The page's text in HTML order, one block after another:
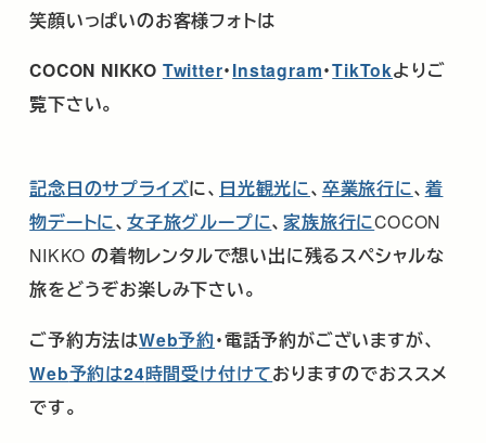
笑顔いっぱいのお客様フォトは
COCON NIKKO Twitter･Instagram・TikTokよりご
覧下さい。
記念日のサプライズに、 日光観光に、 卒業旅行に、 着
物デートに、 女子旅グループに、家族旅行にCOCON
NIKKO の着物レンタルで想い出に残るスペシャルな
旅をどうぞお楽しみ下さい。
ご予約方法はWeb予約・電話予約がございますが、
Web予約は24時間受け付けておりますのでおススメ
です。